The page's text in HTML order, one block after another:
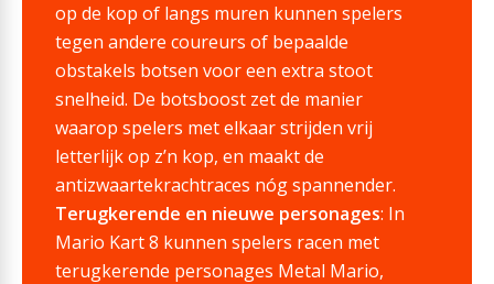
op de kop of langs muren kunnen spelers
tegen andere coureurs of bepaalde
obstakels botsen voor een extra stoot
snelheid. De botsboost zet de manier
waarop spelers met elkaar strijden vrij
letterlijk op z’n kop, en maakt de
antizwaartekrachtraces nóg spannender.
Terugkerende en nieuwe personages: In
Mario Kart 8 kunnen spelers racen met
terugkerende personages Metal Mario,